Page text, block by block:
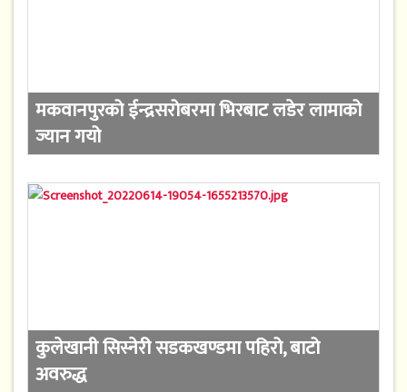
मकवानपुरको ईन्द्रसरोबरमा भिरबाट लडेर लामाको
ज्यान गयो
कुलेखानी सिस्नेरी सडकखण्डमा पहिरो, बाटो
अवरुद्ध